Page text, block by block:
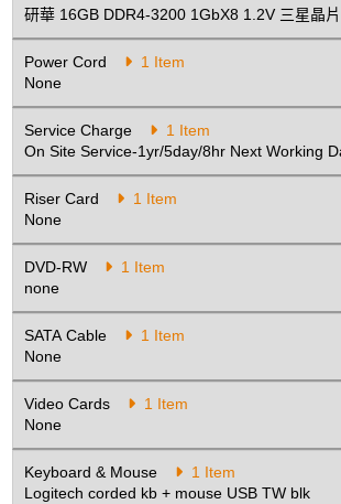
研華 16GB DDR4-3200 1GbX8 1.2V 三星晶片
Power Cord
1 Item
None
Service Charge
1 Item
On Site Service-1yr/5day/8hr Next Working
Riser Card
1 Item
None
DVD-RW
1 Item
none
SATA Cable
1 Item
None
Video Cards
1 Item
None
Keyboard & Mouse
1 Item
Logitech corded kb + mouse USB TW blk
Standard Assembly,
Testing, SW installation
Accessory
fix two 2.5" HDDs in a 3.5"